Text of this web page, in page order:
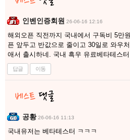
인벤인증회원 26-06-16 12:16
해외오픈 직전까지 국내에서 구독비 5만
픈 앞두고 반값으로 줄이고 30일로 와우
애서 출시하네. 국내 흑우 유료베타테스
답글 이동
공황 26-06-16 11:13
국내유저는 베타테스터 ㅋㅋㅋ